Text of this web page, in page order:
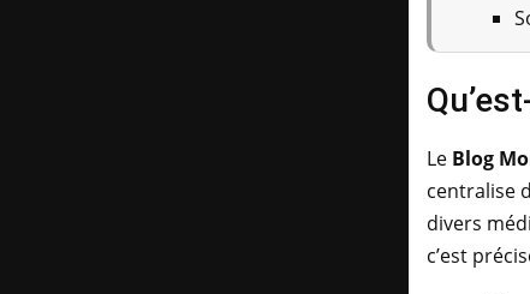
Le Blog
centralise
divers
c’est